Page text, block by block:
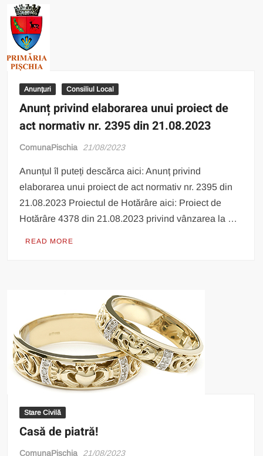
Anunțuri Consiliul Local
Anunț privind elaborarea unui proiect de
act normativ nr. 2395 din 21.08.2023
ComunaPischia 21/08/2023
Anunțul îl puteți descărca aici: Anunț privind
elaborarea unui proiect de act normativ nr. 2395 din
21.08.2023 Proiectul de Hotărâre aici: Proiect de
Hotărâre 4378 din 21.08.2023 privind vânzarea la …
READ MORE
Stare Civilă
Casă de piatră!
ComunaPischia 21/08/2023